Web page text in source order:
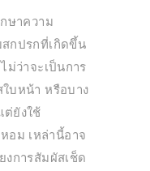
ษาความ
กปรกที่เกิดขึ้น
ม่ว่าจะเป็นการ
บหน้า หรือบาง
ยังใช้
ม เหล่านี้อาจ
งการสัมผัสเช็ด